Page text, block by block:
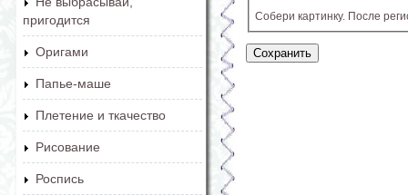
пригодится
Оригами
Папье-маше
Плетение и ткачество
Рисование
Роспись
Собери картинку. После